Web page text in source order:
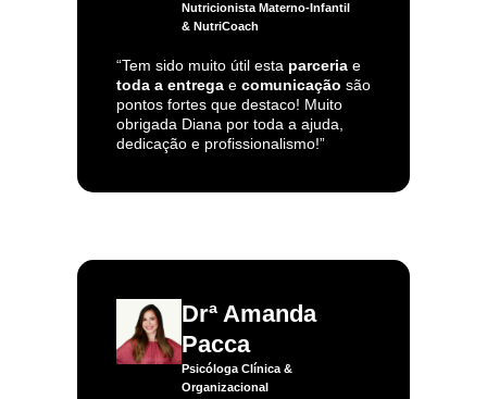
Nutricionista Materno-Infantil
& NutriCoach
“Tem sido muito útil esta parceriae
toda a entregae comunicação são
pontos fortes que destaco! Muito
obrigada Diana por toda a ajuda,
dedicação e profissionalismo!”
Drª Amanda
Pacca
Psicóloga Clínica &
Organizacional